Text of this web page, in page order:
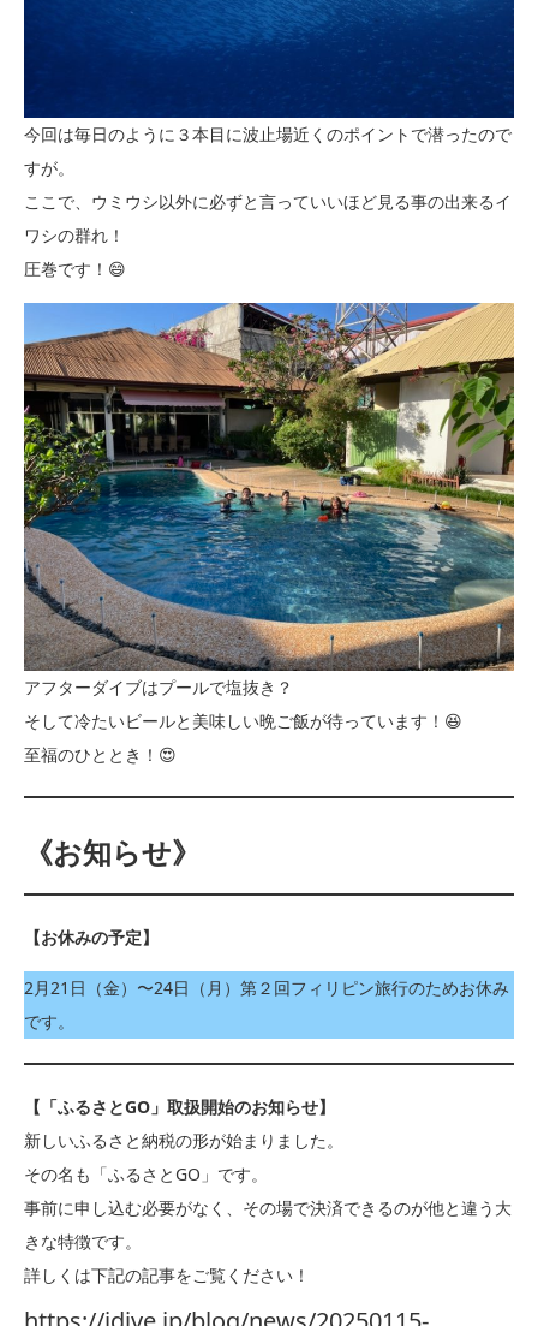
今回は毎日のように３本目に波止場近くのポイントで潜ったので
すが。
ここで、ウミウシ以外に必ずと言っていいほど見る事の出来るイ
ワシの群れ！
圧巻です！😄
アフターダイブはプールで塩抜き？
そして冷たいビールと美味しい晩ご飯が待っています！😆
至福のひととき！😍
《お知らせ》
【お休みの予定】
2月21日（金）〜24日（月）第２回フィリピン旅行のためお休み
です。
【「ふるさとGO」取扱開始のお知らせ】
新しいふるさと納税の形が始まりました。
その名も「ふるさとGO」です。
事前に申し込む必要がなく、その場で決済できるのが他と違う大
きな特徴です。
詳しくは下記の記事をご覧ください！